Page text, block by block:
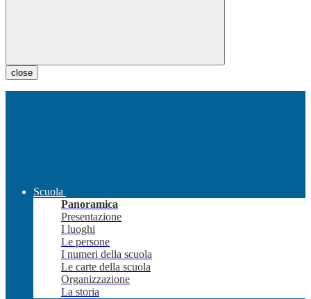
close
Scuola
Panoramica
Presentazione
I luoghi
Le persone
I numeri della scuola
Le carte della scuola
Organizzazione
La storia